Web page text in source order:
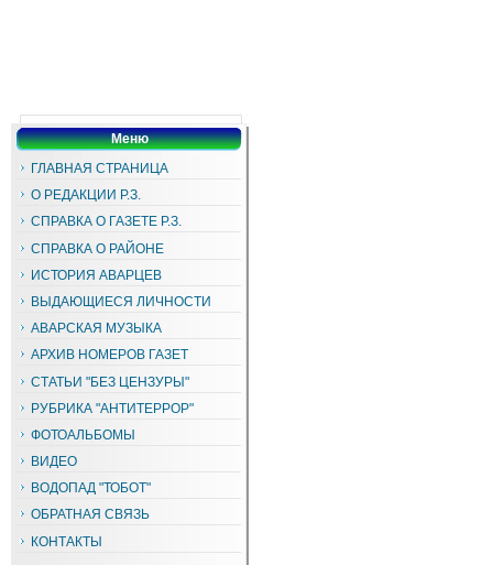
Меню
ГЛАВНАЯ СТРАНИЦА
О РЕДАКЦИИ Р.З.
СПРАВКА О ГАЗЕТЕ Р.З.
СПРАВКА О РАЙОНЕ
ИСТОРИЯ АВАРЦЕВ
ВЫДАЮЩИЕСЯ ЛИЧНОСТИ
АВАРСКАЯ МУЗЫКА
АРХИВ НОМЕРОВ ГАЗЕТ
СТАТЬИ "БЕЗ ЦЕНЗУРЫ"
РУБРИКА "АНТИТЕРРОР"
ФОТОАЛЬБОМЫ
ВИДЕО
ВОДОПАД "ТОБОТ"
ОБРАТНАЯ СВЯЗЬ
КОНТАКТЫ